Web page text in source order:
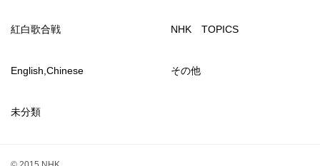
紅白歌合戦 NHK TOPICS
English,Chinese その他
未分類
© 2015 NHK